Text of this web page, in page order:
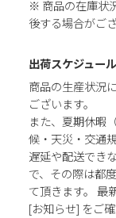
※ 商品の在庫状
後する場合がご
出荷スケジュー
商品の生産状況
ございます。
また、夏期休暇
候・天災・交通
遅延や配送でき
で、その際は都
て頂きます。 最
[お知らせ] をご確